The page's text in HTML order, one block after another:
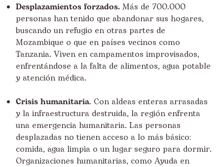
Desplazamientos forzados. Más de 700.000
personas han tenido que abandonar sus hogares,
buscando un refugio en otras partes de
Mozambique o que en países vecinos como
Tanzania. Viven en campamentos improvisados,
enfrentándose a la falta de alimentos, agua potable
y atención médica.
Crisis humanitaria. Con aldeas enteras arrasadas
y la infraestructura destruida, la región enfrenta
una emergencia humanitaria. Las personas
desplazadas no tienen acceso a lo más básico:
comida, agua limpia o un lugar seguro para dormir.
Organizaciones humanitarias, como Ayuda en